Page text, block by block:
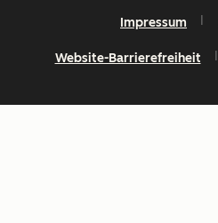
Impressum
Website-Barrierefreiheit